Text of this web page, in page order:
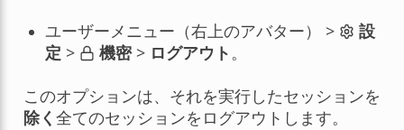
ユーザーメニュー（右上のアバター） >
設
定 > 機密> ログアウト。
このオプションは、それを実行したセッションを
除く 全てのセッションをログアウトします。